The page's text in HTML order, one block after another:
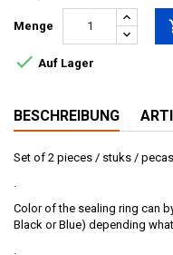
Menge
 Auf Lager
BESCHREIBUNG
Set of 2 pieces / stuks /
Color of the sealing ring can
Black or Blue) depending